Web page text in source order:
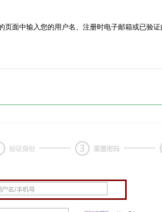
面中输入您的用户名、注册时电子邮箱或已验证